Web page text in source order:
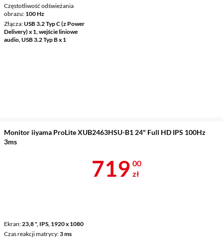
Częstotliwość odświeżania
obrazu 100 Hz
Złącza USB 3.2 Typ C (z Power
Delivery) x 1, wejście liniowe
audio, USB 3.2 Typ B x 1
Monitor iiyama ProLite XUB2463HSU-B1 24" Full HD IPS 100Hz
3ms
Ekran 23,8 ", IPS, 1920 x 1080
Czas reakcji matrycy 3 ms
Cena 719 zł
719 00
zł